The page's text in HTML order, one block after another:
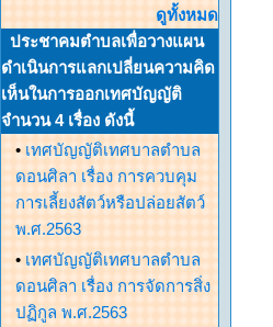
ดูทั้งหมด
ประชาคมตำบลเพื่อวางแผน
ดำเนินการแลกเปลี่ยนความคิด
เห็นในการออกเทศบัญญัติ
จำนวน 4 เรื่อง ดังนี้
• เทศบัญญัติเทศบาลตำบล
ดอนศิลา เรื่อง การควบคุม
การเลี้ยงสัตว์หรือปล่อยสัตว์
พ.ศ.2563
• เทศบัญญัติเทศบาลตำบล
ดอนศิลา เรื่อง การจัดการสิ่ง
ปฏิกูล พ.ศ.2563